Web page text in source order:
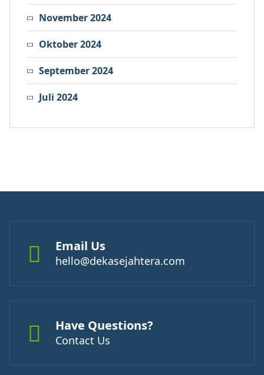
November 2024
Oktober 2024
September 2024
Juli 2024
Email Us
hello@dekasejahtera.com
Have Questions?
Contact Us